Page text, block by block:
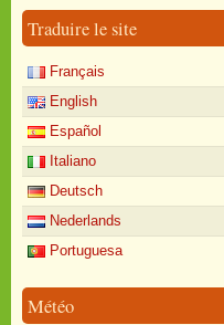
Traduire le site
Français
English
Español
Italiano
Deutsch
Nederlands
Portuguesa
Météo